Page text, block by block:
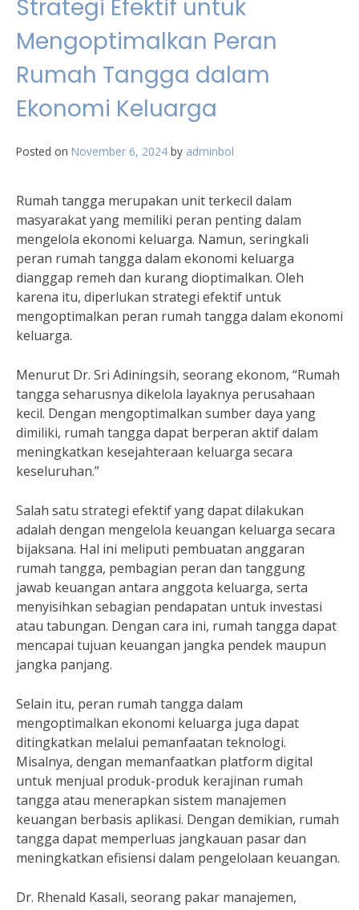
Strategi Efektif untuk
Mengoptimalkan Peran
Rumah Tangga dalam
Ekonomi Keluarga
Posted on November 6, 2024 by adminbol
Rumah tangga merupakan unit terkecil dalam
masyarakat yang memiliki peran penting dalam
mengelola ekonomi keluarga. Namun, seringkali
peran rumah tangga dalam ekonomi keluarga
dianggap remeh dan kurang dioptimalkan. Oleh
karena itu, diperlukan strategi efektif untuk
mengoptimalkan peran rumah tangga dalam ekonomi
keluarga.
Menurut Dr. Sri Adiningsih, seorang ekonom, “Rumah
tangga seharusnya dikelola layaknya perusahaan
kecil. Dengan mengoptimalkan sumber daya yang
dimiliki, rumah tangga dapat berperan aktif dalam
meningkatkan kesejahteraan keluarga secara
keseluruhan.”
Salah satu strategi efektif yang dapat dilakukan
adalah dengan mengelola keuangan keluarga secara
bijaksana. Hal ini meliputi pembuatan anggaran
rumah tangga, pembagian peran dan tanggung
jawab keuangan antara anggota keluarga, serta
menyisihkan sebagian pendapatan untuk investasi
atau tabungan. Dengan cara ini, rumah tangga dapat
mencapai tujuan keuangan jangka pendek maupun
jangka panjang.
Selain itu, peran rumah tangga dalam
mengoptimalkan ekonomi keluarga juga dapat
ditingkatkan melalui pemanfaatan teknologi.
Misalnya, dengan memanfaatkan platform digital
untuk menjual produk-produk kerajinan rumah
tangga atau menerapkan sistem manajemen
keuangan berbasis aplikasi. Dengan demikian, rumah
tangga dapat memperluas jangkauan pasar dan
meningkatkan efisiensi dalam pengelolaan keuangan.
Dr. Rhenald Kasali, seorang pakar manajemen,